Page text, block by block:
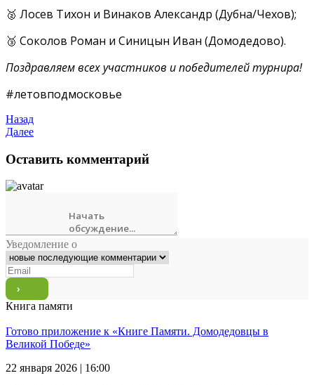
🥈 Лосев Тихон и Винаков Александр (Дубна/Чехов);
🥉 Соколов Роман и Синицын Иван (Домодедово).
Поздравляем всех участников и победителей турнира!
#летовподмосковье
Назад
Далее
Оставить комментарий
Уведомление о
Книга памяти
Готово приложение к «Книге Памяти. Домодедовцы в
Великой Победе»
22 января 2026 | 16:00